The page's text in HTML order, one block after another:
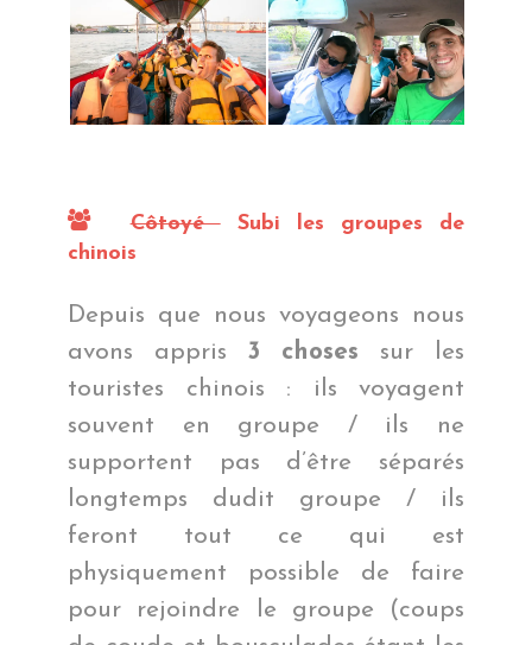
CôtoyéSubi les groupes de
chinois
Depuis que nous voyageons nous
avons appris 3 choses sur les
touristes chinois : ils voyagent
souvent en groupe / ils ne
supportent pas d’être séparés
longtemps dudit groupe / ils
feront tout ce qui est
physiquement possible de faire
pour rejoindre le groupe (coups